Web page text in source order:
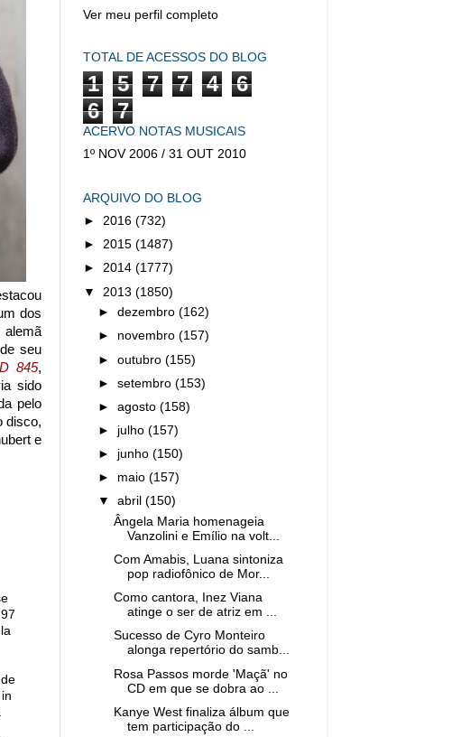
dos
seu
845,
sido
pelo
disco,
e
Ver meu perfil completo
TOTAL DE ACESSOS DO BLOG
1 5 7 7 4
6
6
7
ACERVO NOTAS MUSICAIS
1º NOV 2006 / 31 OUT 2010
ARQUIVO DO BLOG
► 2016 (732)
► 2015 (1487)
► 2014 (1777)
▼ 2013 (1850)
►dezembro(162)
► novembro(157)
►outubro(155)
►setembro(153)
►agosto(158)
► julho(157)
► junho(150)
► maio(157)
▼abril(150)
Ângela Maria homenageia
Vanzolini e Emílio na volt...
Com Amabis, Luana sintoniza
pop radiofônico de Mor...
Como cantora, Inez Viana
atinge o ser de atriz em ...
Sucesso de Cyro Monteiro
alonga repertório do samb...
Rosa Passos morde 'Maçã' no
CD em que se dobra ao ...
Kanye West finaliza álbum que
tem participação do ...